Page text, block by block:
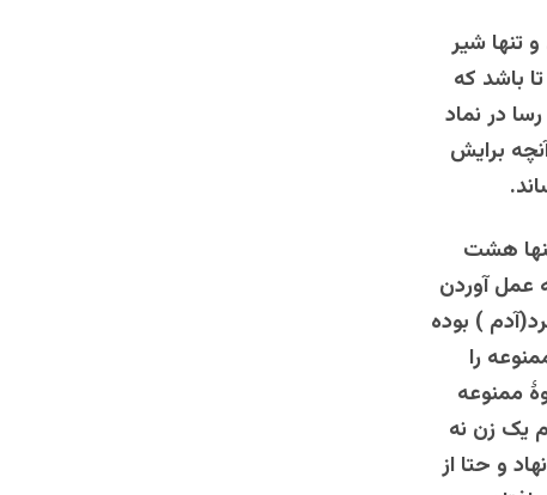
تنها شیر
باشد که
در نماد
برایش
هشت
عمل آوردن
) بوده
را
ممنوعه
یک زن نه
و حتا از